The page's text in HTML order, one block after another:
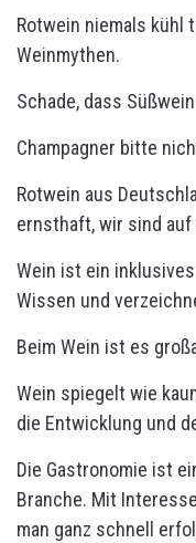
Rotwein niemals kühl
Weinmythen.
Schade, dass
Champagner bitte
Rotwein aus
ernsthaft, wir sind auf
Wein ist ein
Wissen und
Beim Wein ist es
Wein spiegelt wie
die Entwicklung und
Die Gastronomie ist
Branche. Mit
man ganz schnell